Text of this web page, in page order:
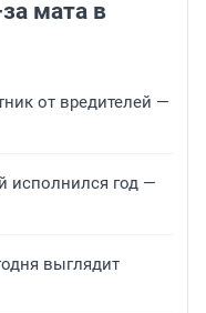
мата в
от вредителей —
исполнился год —
выглядит